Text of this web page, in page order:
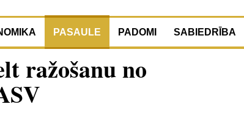
PASAULE PADOMI SABIEDRĪBA
ražošanu no